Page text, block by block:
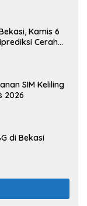
Kamis 6
Cerah
SIM Keliling
2026
di Bekasi